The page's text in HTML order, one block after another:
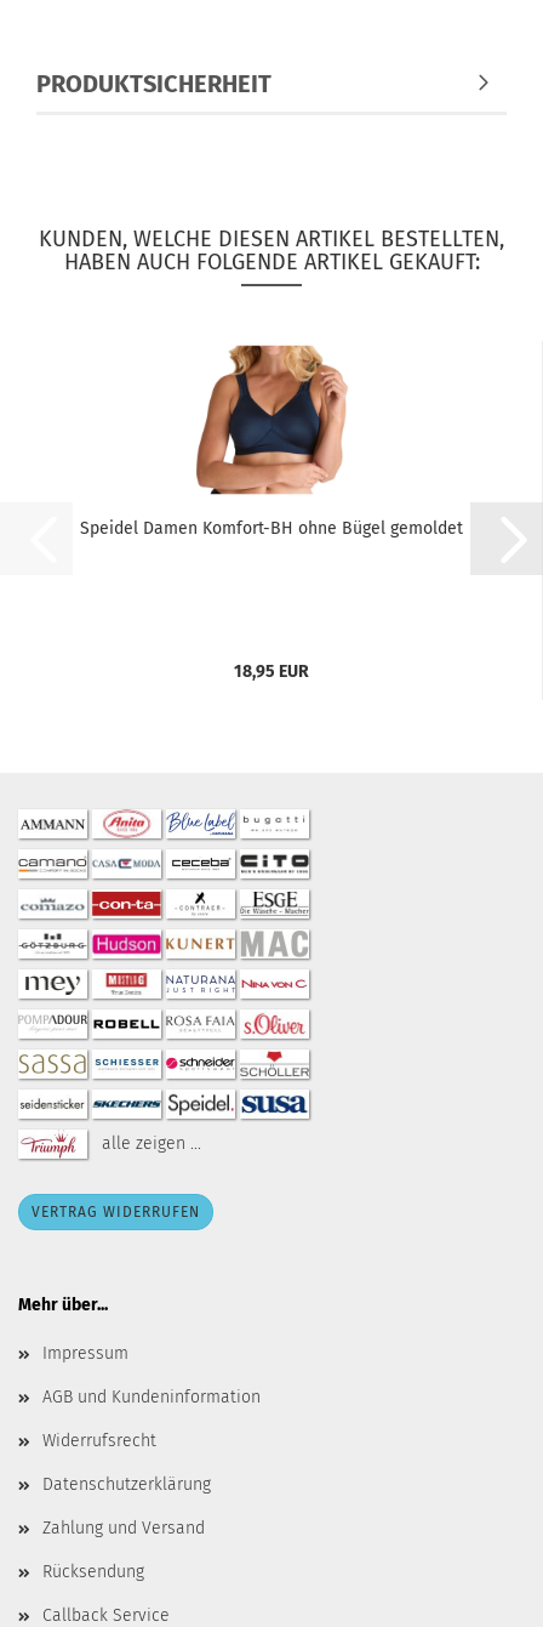
PRODUKTSICHERHEIT
KUNDEN, WELCHE DIESEN ARTIKEL BESTELLTEN,
HABEN AUCH FOLGENDE ARTIKEL GEKAUFT:
Speidel Damen Komfort-BH ohne Bügel gemoldet
18,95 EUR
alle zeigen ...
VERTRAG WIDERRUFEN
Mehr über...
Impressum
AGB und Kundeninformation
Widerrufsrecht
Datenschutzerklärung
Zahlung und Versand
Rücksendung
Callback Service